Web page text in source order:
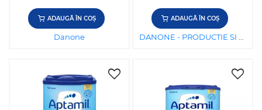
ADAUGĂ ÎN COȘ
Danone
ADAUGĂ ÎN COȘ